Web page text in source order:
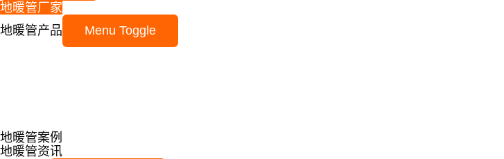
地暖管厂家
地暖管产品
Menu Toggle
地暖管案例
地暖管资讯